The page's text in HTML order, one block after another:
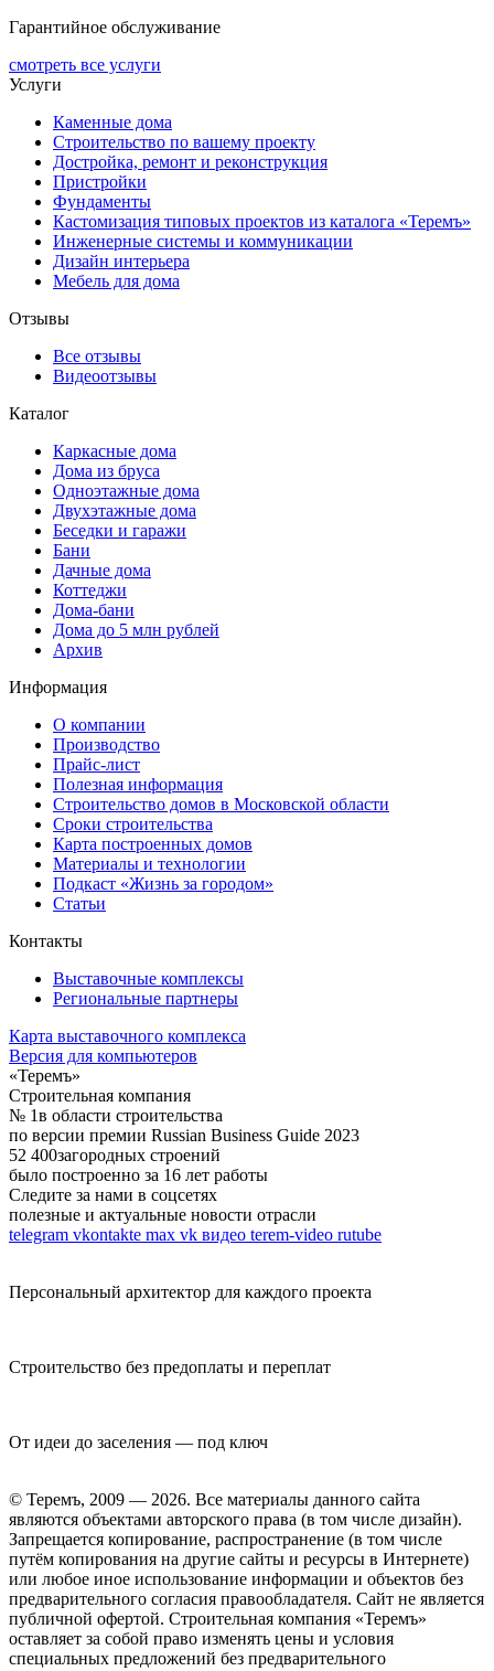
Гарантийное обслуживание
смотреть все услуги
Услуги
Каменные дома
Строительство по вашему проекту
Достройка, ремонт и реконструкция
Пристройки
Фундаменты
Кастомизация типовых проектов из каталога «Теремъ»
Инженерные системы и коммуникации
Дизайн интерьера
Мебель для дома
Отзывы
Все отзывы
Видеоотзывы
Каталог
Каркасные дома
Дома из бруса
Одноэтажные дома
Двухэтажные дома
Беседки и гаражи
Бани
Дачные дома
Коттеджи
Дома-бани
Дома до 5 млн рублей
Архив
Информация
О компании
Производство
Прайс-лист
Полезная информация
Строительство домов в Московской области
Сроки строительства
Карта построенных домов
Материалы и технологии
Подкаст «Жизнь за городом»
Статьи
Контакты
Выставочные комплексы
Региональные партнеры
Карта выставочного комплекса
Версия для компьютеров
«Теремъ»
Строительная компания
№ 1в области строительства
по версии премии Russian Business Guide 2023
52 400загородных строений
было построенно за 16 лет работы
Следите за нами в соцсетях
полезные и актуальные новости отрасли
telegram vkontakte max vk видео terem-video rutube
Персональный архитектор для каждого проекта
Строительство без предоплаты и переплат
От идеи до заселения — под ключ
© Теремъ, 2009 — 2026. Все материалы данного сайта
являются объектами авторского права (в том числе дизайн).
Запрещается копирование, распространение (в том числе
путём копирования на другие сайты и ресурсы в Интернете)
или любое иное использование информации и объектов без
предварительного согласия правообладателя. Cайт не является
публичной офертой. Строительная компания «Теремъ»
оставляет за собой право изменять цены и условия
специальных предложений без предварительного